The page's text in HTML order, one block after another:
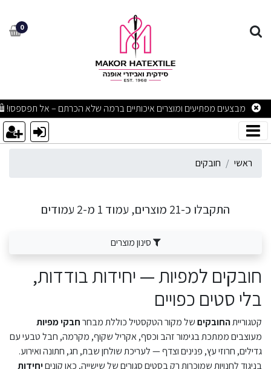
חובקים 0
מבצעים מפתיעים ומוצרים איכותיים ברמה שלא הכרתם – אל
ראשי חובקים
התקבלו כ-21 מוצרים, עמוד 1 מ-2 עמודים
סינון מוצרים
חובקים למפיות — יחידות בודדות,
בלי סטים כפויים
קטגורייתהחובקיםשל מקור הטקסטיל כוללת מבחרחבקי מפיות
מעוצבים ממתכת בגימור זהב וכסף, אקריל שקוף, מקרמה, חבל טבעי עם
גדילים, חרוזי עץ, פנינים וצדף — לעריכת שולחן שבת, חג, חתונה ואירוע.
בניגוד לחנויות שמוכרות רק בסטים סגורים של שישייה, כאן קוניםיחידות